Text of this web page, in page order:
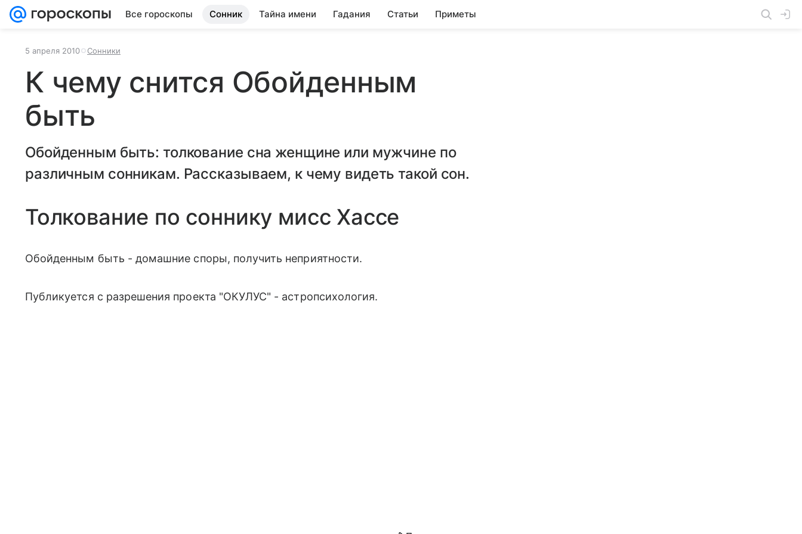
Все гороскопы Сонник Тайна имени Гадания Статьи Приметы
5 апреля 2010 Сонники
К чему снится Обойденным
быть
Обойденным быть: толкование сна женщине или мужчине по
различным сонникам. Рассказываем, к чему видеть такой сон.
Толкование по соннику мисс Хассе
Обойденным быть - домашние споры, получить неприятности.
Публикуется с разрешения проекта "ОКУЛУС" - астропсихология.